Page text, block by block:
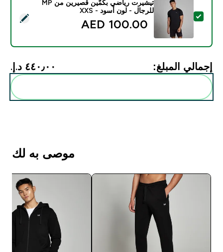
تحديد هذا المنتج - تيشيرت رياضي بكمّين قصيرين من MP للرجال - لون أسود - XXS
تيشيرت رياضي بكمّين قصيرين من MP
للرجال - لون أسود - XXS
100.00 AED‎
إجمالي المبلغ: ٤٤٠٫٠٠ د.إ.‏‎
موصى به لك